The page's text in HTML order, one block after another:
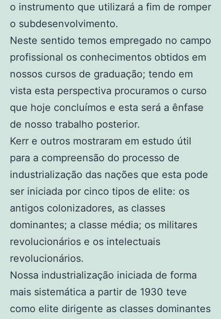
o instrumento que utilizará a fim de romper
o subdesenvolvimento.
Neste sentido temos empregado no campo
profissional os conhecimentos obtidos em
nossos cursos de graduação; tendo em
vista esta perspectiva procuramos o curso
que hoje concluímos e esta será a ênfase
de nosso trabalho posterior.
Kerr e outros mostraram em estudo útil
para a compreensão do processo de
industrialização das nações que esta pode
ser iniciada por cinco tipos de elite: os
antigos colonizadores, as classes
dominantes; a classe média; os militares
revolucionários e os intelectuais
revolucionários.
Nossa industrialização iniciada de forma
mais sistemática a partir de 1930 teve
como elite dirigente as classes dominantes